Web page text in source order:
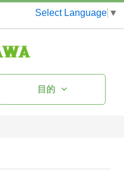
Select Language ▼
目的